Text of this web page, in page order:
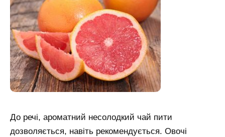
До речі, ароматний несолодкий чай пити
дозволяється, навіть рекомендується. Овочі